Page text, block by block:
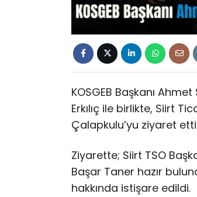
KOSGEB Başkanı
Erkılıç ile birlikte, Siirt
Çalapkulu’yu ziyaret
Ziyarette; Siirt TSO
Başar Taner hazır
hakkında istişare edildi.